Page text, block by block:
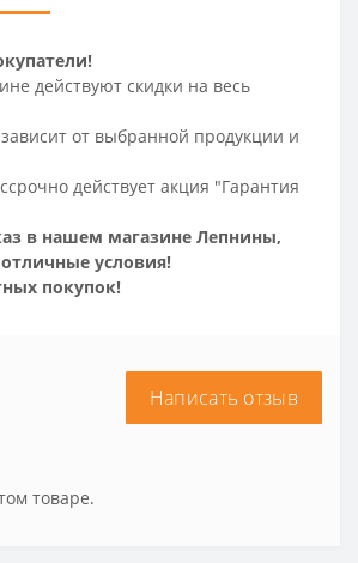
действуют скидки на весь
от выбранной продукции и
действует акция "Гарантия
в нашем магазине Лепнины,
условия!
покупок!
Написать отзыв
товаре.